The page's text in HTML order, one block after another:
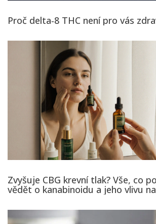
Proč delta‑8 THC není pro vás
Zvyšuje CBG krevní tlak? Vše, co
vědět o kanabinoidu a jeho vlivu